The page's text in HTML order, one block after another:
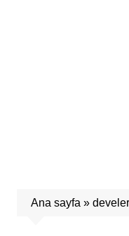
Ana sayfa »